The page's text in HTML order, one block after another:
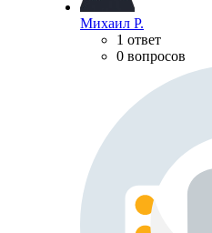
Михаил Р.
1 ответ
0 вопросов